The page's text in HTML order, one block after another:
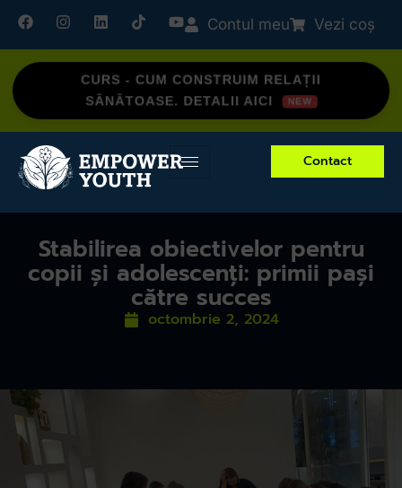
Contul meu Vezi coș
CURS - CUM CONSTRUIM RELAȚII
SĂNĂTOASE. DETALII AICI
Contact
Stabilirea obiectivelor pentru
copii și adolescenți: primii pași
către succes
octombrie 2, 2024